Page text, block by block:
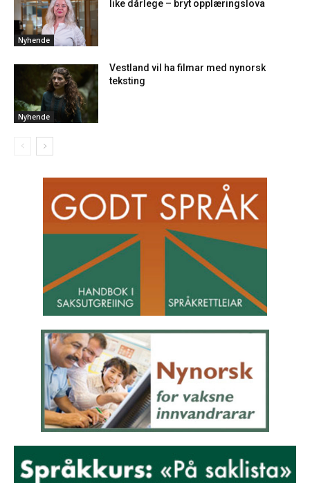
Nyhende
like dårlege – bryt opplæringslova
Nyhende
Vestland vil ha filmar med nynorsk
teksting